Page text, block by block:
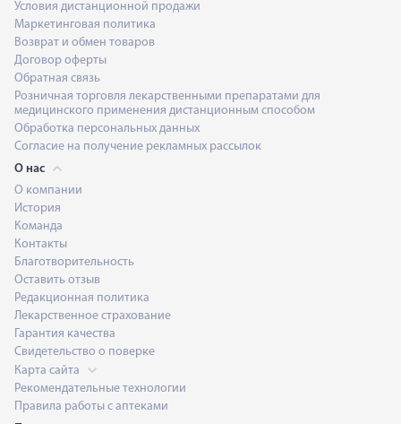
Условия дистанционной продажи
Маркетинговая политика
Возврат и обмен товаров
Договор оферты
Обратная связь
Розничная торговля лекарственными препаратами для
медицинского применения дистанционным способом
Обработка персональных данных
Согласие на получение рекламных рассылок
О нас
О компании
История
Команда
Контакты
Благотворительность
Оставить отзыв
Редакционная политика
Лекарственное страхование
Гарантия качества
Свидетельство о поверке
Карта сайта
Рекомендательные технологии
Правила работы с аптеками